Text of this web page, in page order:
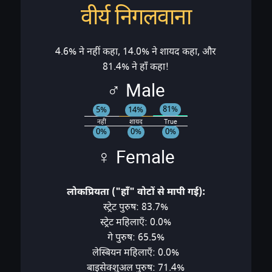
वीर्य निगलवाना
4.6% ने नहीं कहा, 14.0% ने शायद कहा, और
81.4% ने हाँ कहा!
♂ Male
नहीं
5%
शायद
14%
True
81%
0% 0% 0%
♀ Female
लोकप्रियता ("हाँ" वोटों से मापी गई):
स्ट्रेट पुरुष: 83.7%
स्ट्रेट महिलाएँ: 0.0%
गे पुरुष: 65.5%
लेस्बियन महिलाएँ: 0.0%
बाइसेक्शुअल पुरुष: 71.4%